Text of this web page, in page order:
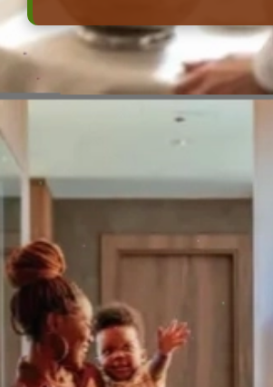
https://erci.edu.vn/room-